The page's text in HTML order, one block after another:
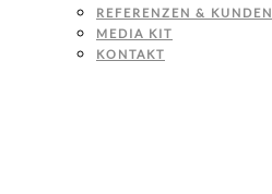
REFERENZEN & KUNDEN
MEDIA KIT
KONTAKT